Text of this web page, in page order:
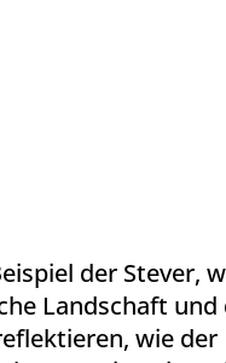
der Stever,
Landschaft und
wie der